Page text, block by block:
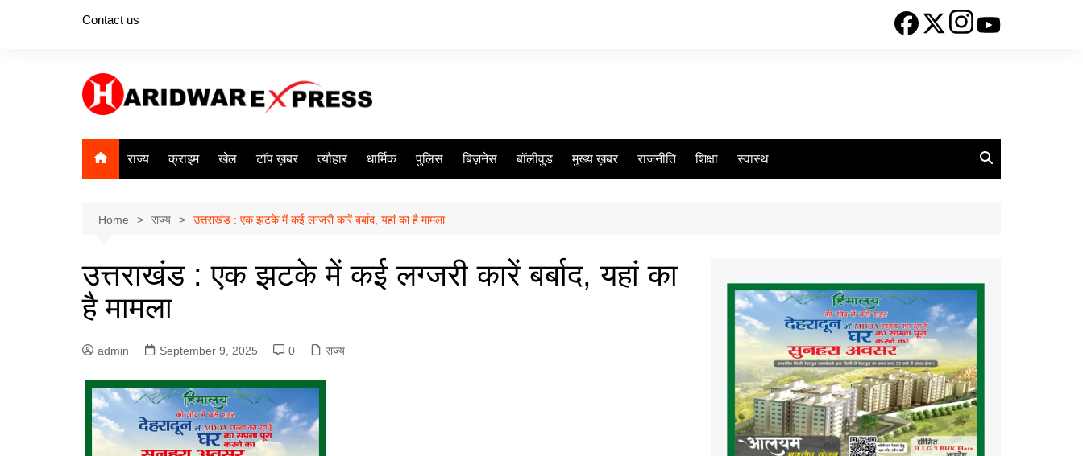
Contact us
राज्य क्राइम खेल टॉप ख़बर त्यौहार धार्मिक पुलिस बिज़नेस बॉलीवुड मुख्य ख़बर राजनीति शिक्षा स्वास्थ
Home राज्य उत्तराखंड : एक झटके में कई लग्जरी कारें बर्बाद, यहां का है मामला
उत्तराखंड : एक झटके में कई लग्जरी कारें बर्बाद, यहां का
है मामला
admin September 9, 2025 0 राज्य